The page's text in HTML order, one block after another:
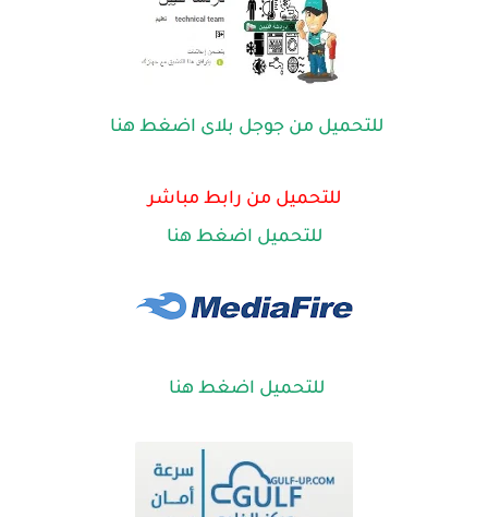
للتحميل من جوجل بلاى اضغط هنا
للتحميل من رابط مباشر
للتحميل اضغط هنا
للتحميل اضغط هنا